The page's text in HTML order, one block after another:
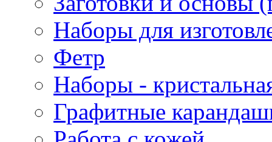
Наборы для
Фетр
Наборы -
Графитные